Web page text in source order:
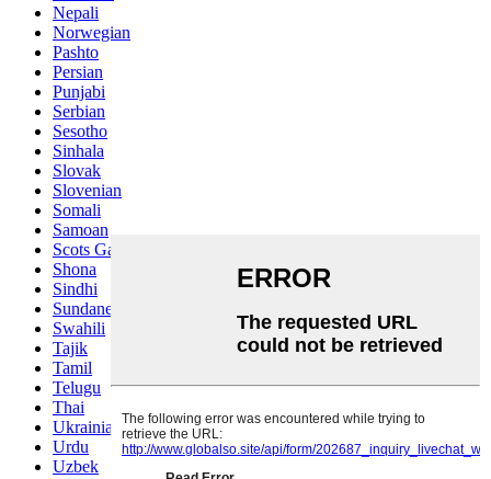
Nepali
Norwegian
Pashto
Persian
Punjabi
Serbian
Sesotho
Sinhala
Slovak
Slovenian
Somali
Samoan
Scots Gaelic
Shona
Sindhi
Sundanese
Swahili
Tajik
Tamil
Telugu
Thai
Ukrainian
Urdu
Uzbek